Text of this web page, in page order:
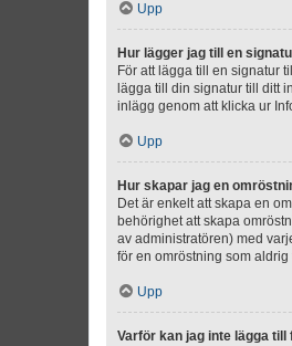
Upp
Hur lägger jag till en
För att lägga till en signatur
lägga till din signatur till ditt
inlägg genom att klicka ur
Upp
Hur skapar jag en
Det är enkelt att skapa en
behörighet att skapa
av administratören) med
för en omröstning som
Upp
Varför kan jag inte lägga